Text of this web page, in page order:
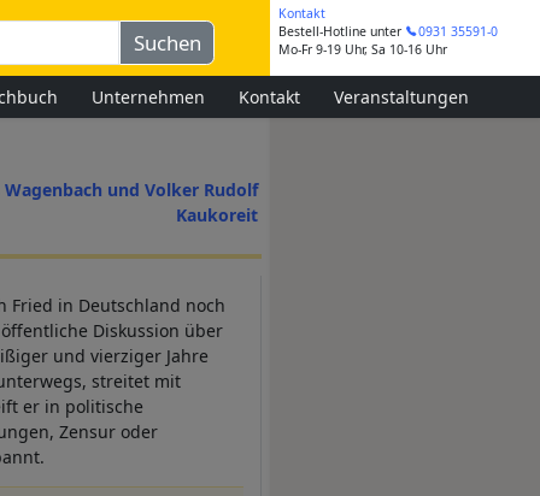
Kontakt
Bestell-Hotline unter
0931 35591-0
Mo-Fr 9-19 Uhr, Sa 10-16 Uhr
Unternehmen Kontakt Veranstaltungen
Wagenbach und Volker Rudolf
Kaukoreit
Fried in Deutschland noch
Diskussion über
und vierziger Jahre
streitet mit
er in politische
Zensur oder